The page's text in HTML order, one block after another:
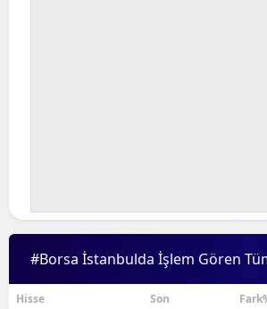
#Borsa İstanbulda İşlem Gören
Hisse Son